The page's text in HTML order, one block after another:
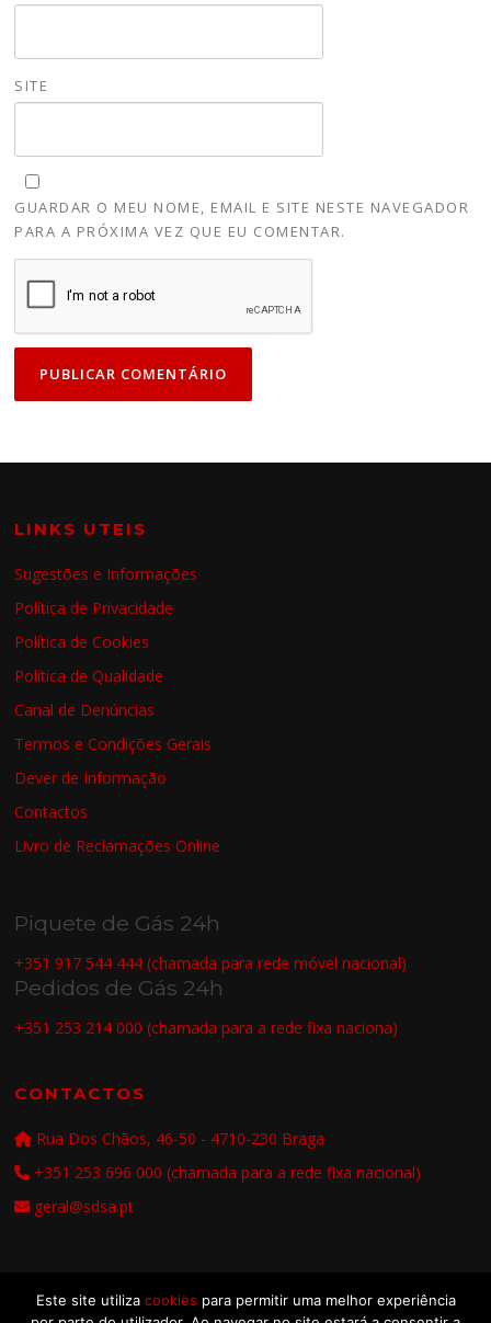
SITE
GUARDAR O MEU NOME, EMAIL E SITE NESTE NAVEGADOR
PARA A PRÓXIMA VEZ QUE EU COMENTAR.
LINKS UTEIS
Sugestões e Informações
Política de Privacidade
Política de Cookies
Política de Qualidade
Canal de Denúncias
Termos e Condições Gerais
Dever de Informação
Contactos
Livro de Reclamações Online
Piquete de Gás 24h
+351 917 544 444 (chamada para rede móvel nacional)
Pedidos de Gás 24h
+351 253 214 000 (chamada para a rede fixa naciona)
CONTACTOS
Rua Dos Chãos, 46-50 - 4710-230 Braga
+351 253 696 000 (chamada para a rede fixa nacional)
geral@sdsa.pt
Este site utiliza cookies para permitir uma melhor experiência